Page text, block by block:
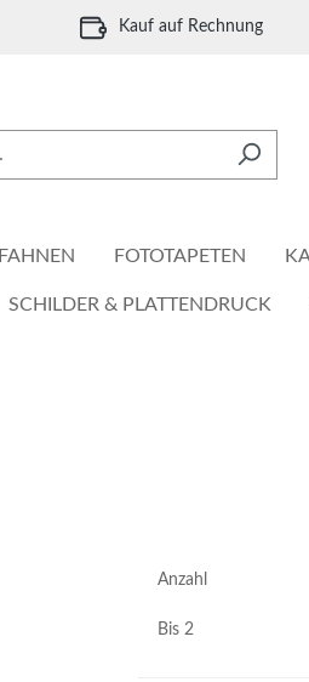
Kauf auf Rechnung
FAHNEN FOTOTAPETEN
SCHILDER & PLATTENDRUCK
Anzahl
Bis 2